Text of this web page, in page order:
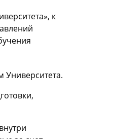
к
Университета.